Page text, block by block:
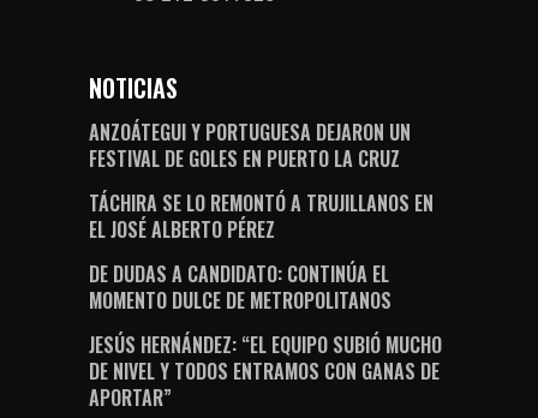
NOTICIAS
ANZOÁTEGUI Y PORTUGUESA DEJARON UN
FESTIVAL DE GOLES EN PUERTO LA CRUZ
TÁCHIRA SE LO REMONTÓ A TRUJILLANOS EN
EL JOSÉ ALBERTO PÉREZ
DE DUDAS A CANDIDATO: CONTINÚA EL
MOMENTO DULCE DE METROPOLITANOS
JESÚS HERNÁNDEZ: “EL EQUIPO SUBIÓ MUCHO
DE NIVEL Y TODOS ENTRAMOS CON GANAS DE
APORTAR”